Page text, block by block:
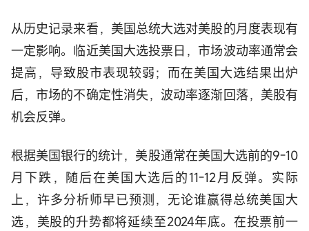
从历史记录来看，美国总统大选对美股的月度表现有
一定影响。临近美国大选投票日，市场波动率通常会
提高，导致股市表现较弱；而在美国大选结果出炉
后，市场的不确定性消失，波动率逐渐回落，美股有
机会反弹。
根据美国银行的统计，美股通常在美国大选前的9-10
月下跌，随后在美国大选后的11-12月反弹。实际
上，许多分析师早已预测，无论谁赢得总统美国大
选，美股的升势都将延续至2024年底。在投票前一